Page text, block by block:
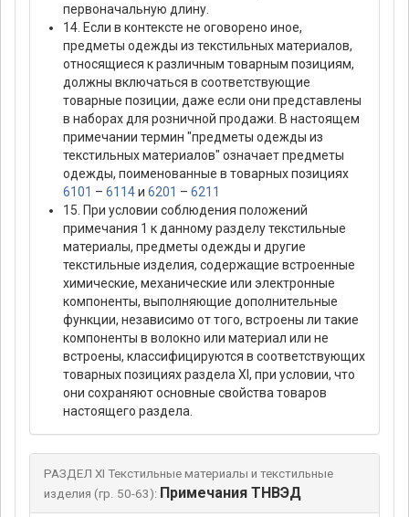
первоначальную длину.
14. Если в контексте не оговорено иное,
предметы одежды из текстильных материалов,
относящиеся к различным товарным позициям,
должны включаться в соответствующие
товарные позиции, даже если они представлены
в наборах для розничной продажи. В настоящем
примечании термин "предметы одежды из
текстильных материалов" означает предметы
одежды, поименованные в товарных позициях
6101 – 6114и 6201 – 6211
15. При условии соблюдения положений
примечания 1 к данному разделу текстильные
материалы, предметы одежды и другие
текстильные изделия, содержащие встроенные
химические, механические или электронные
компоненты, выполняющие дополнительные
функции, независимо от того, встроены ли такие
компоненты в волокно или материал или не
встроены, классифицируются в соответствующих
товарных позициях раздела XI, при условии, что
они сохраняют основные свойства товаров
настоящего раздела.
РАЗДЕЛ XI Текстильные материалы и текстильные
изделия (гр. 50-63): Примечания ТНВЭД